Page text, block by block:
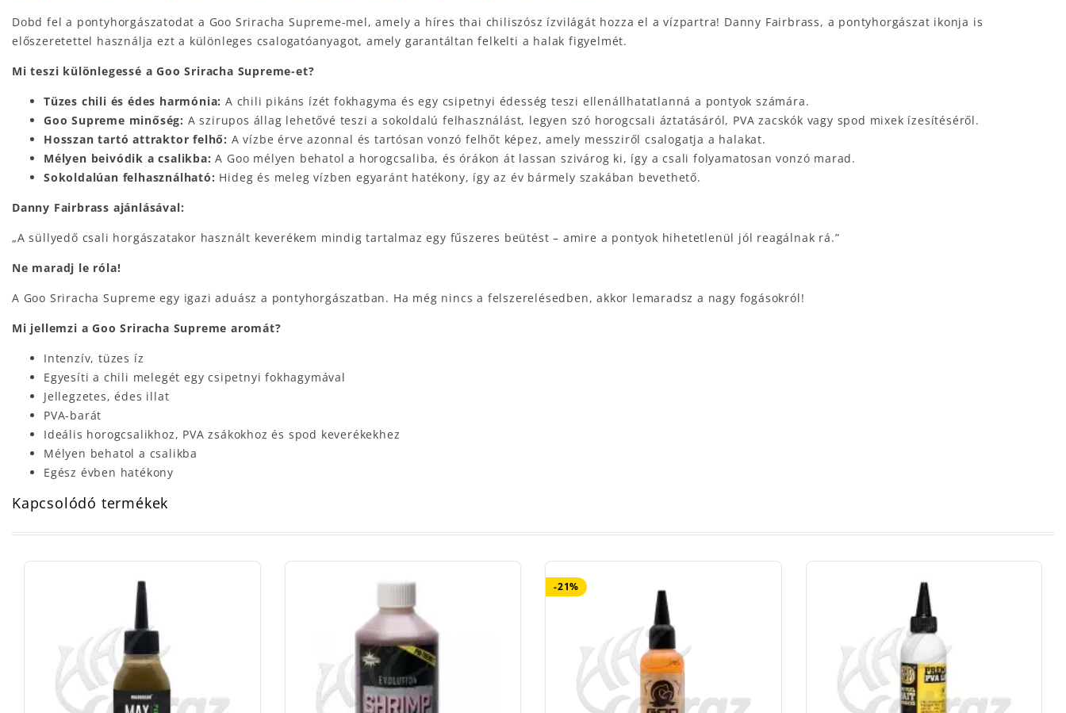
Dobd fel a pontyhorgászatodat a Goo Sriracha Supreme-mel, amely a híres thai chiliszósz ízvilágát hozza el a vízpartra! Danny Fairbrass, a pontyhorgászat ikonja is
előszeretettel használja ezt a különleges csalogatóanyagot, amely garantáltan felkelti a halak figyelmét.
Mi teszi különlegessé a Goo Sriracha Supreme-et?
Tüzes chili és édes harmónia: A chili pikáns ízét fokhagyma és egy csipetnyi édesség teszi ellenállhatatlanná a pontyok számára.
Goo Supreme minőség: A szirupos állag lehetővé teszi a sokoldalú felhasználást, legyen szó horogcsali áztatásáról, PVA zacskók vagy spod mixek ízesítéséről.
Hosszan tartó attraktor felhő: A vízbe érve azonnal és tartósan vonzó felhőt képez, amely messziről csalogatja a halakat.
Mélyen beivódik a csalikba: A Goo mélyen behatol a horogcsaliba, és órákon át lassan szivárog ki, így a csali folyamatosan vonzó marad.
Sokoldalúan felhasználható: Hideg és meleg vízben egyaránt hatékony, így az év bármely szakában bevethető.
Danny Fairbrass ajánlásával:
„A süllyedő csali horgászatakor használt keverékem mindig tartalmaz egy fűszeres beütést – amire a pontyok hihetetlenül jól reagálnak rá.”
Ne maradj le róla!
A Goo Sriracha Supreme egy igazi aduász a pontyhorgászatban. Ha még nincs a felszerelésedben, akkor lemaradsz a nagy fogásokról!
Mi jellemzi a Goo Sriracha Supreme aromát?
Intenzív, tüzes íz
Egyesíti a chili melegét egy csipetnyi fokhagymával
Jellegzetes, édes illat
PVA-barát
Ideális horogcsalikhoz, PVA zsákokhoz és spod keverékekhez
Mélyen behatol a csalikba
Egész évben hatékony
Kapcsolódó termékek
-21%